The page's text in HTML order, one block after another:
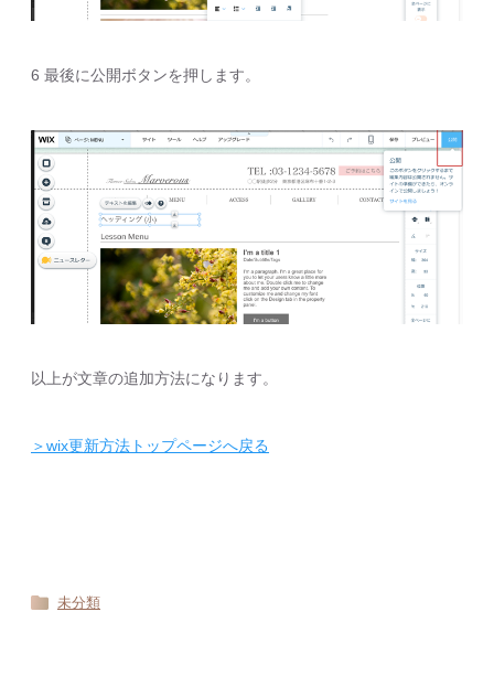
6 最後に公開ボタンを押します。
以上が文章の追加方法になります。
＞wix更新方法トップページへ戻る
未分類